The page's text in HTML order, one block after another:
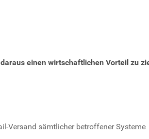
einen wirtschaftlichen Vorteil zu
Versand sämtlicher betroffener Systeme